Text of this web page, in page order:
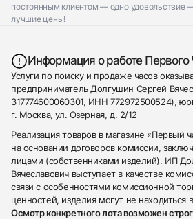
постоянным клиентом — одно удовольствие
лучшие цены!
Информация о работе Первого
Услуги по поиску и продаже часов
предприниматель Долгушин Сергей
317774600060301, ИНН 772972500524),
г. Москва, ул. Озерная, д. 2/12
Реализация товаров в магазине «Первый
на основании договоров комиссии,
лицами (собственниками изделий). ИП
Вячеславович выступает в качестве
связи с особенностями комиссионной
ценностей, изделия могут не находиться
Осмотр конкретного лота возможен